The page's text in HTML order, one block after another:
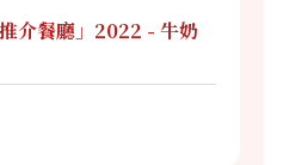
介餐廳」2022 - 牛奶